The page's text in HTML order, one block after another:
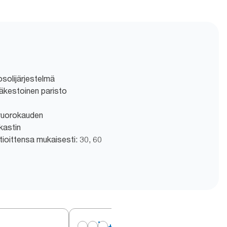
paristo
mukaisesti: 30, 60